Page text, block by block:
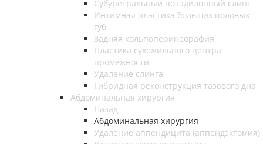
Субуретральный позадилонный слинг
Интимная пластика больших половых
губ
Задняя кольпоперинеорафия
Пластика сухожильного центра
промежности
Удаление слинга
Гибридная реконструкция тазового дна
Абдоминальная хирургия
Назад
Абдоминальная хирургия
Удаление аппендицита (аппендэктомия)